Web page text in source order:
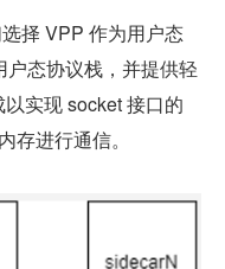
择 VPP 作为用户态
态协议栈，并提供轻
实现 socket 接口的
存进行通信。